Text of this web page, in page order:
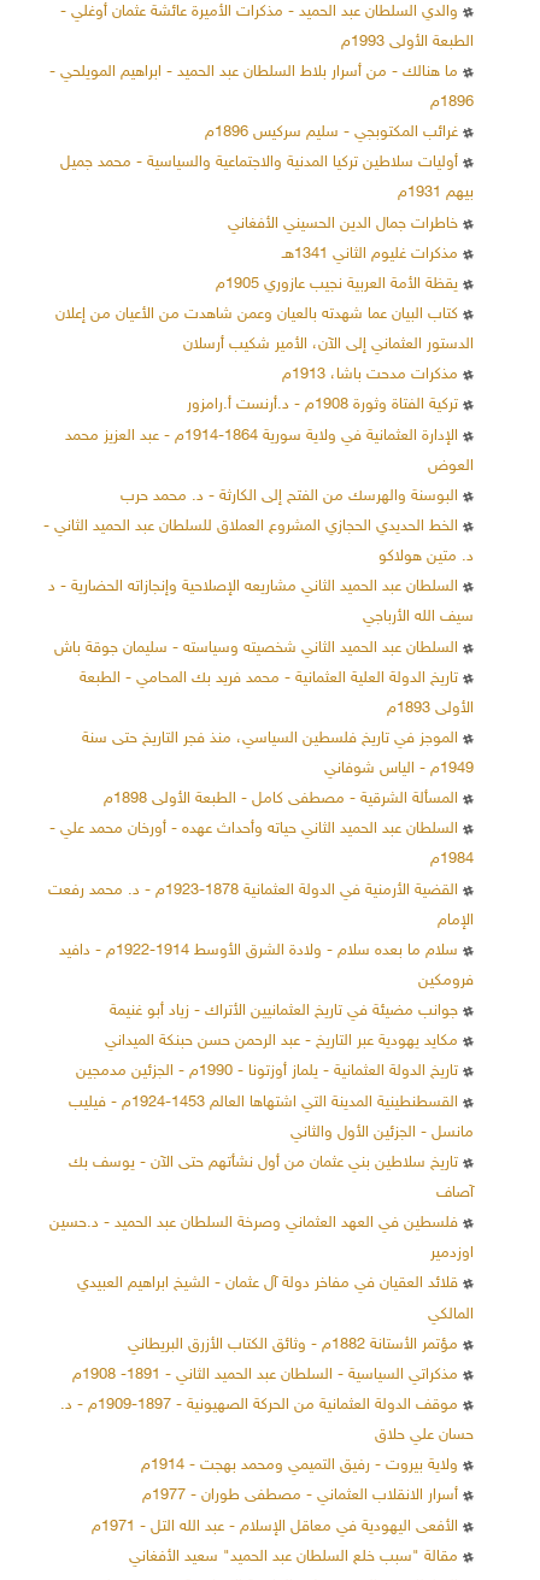
والدي السلطان عبد الحميد - مذكرات الأميرة عائشة عثمان أوغلي -
الطبعة الأولى 1993م
ما هنالك - من أسرار بلاط السلطان عبد الحميد - ابراهيم المويلحي -
1896م
غرائب المكتوبجي - سليم سركيس 1896م
أوليات سلاطين تركيا المدنية والاجتماعية والسياسية - محمد جميل
بيهم 1931م
خاطرات جمال الدين الحسيني الأفغاني
مذكرات غليوم الثاني 1341هـ
يقظة الأمة العربية نجيب عازوري 1905م
كتاب البيان عما شهدته بالعيان وعمن شاهدت من الأعيان من إعلان
الدستور العثماني إلى الآن، الأمير شكيب أرسلان
مذكرات مدحت باشا، 1913م
تركية الفتاة وثورة 1908م - د.أرنست أ.رامزور
الإدارة العثمانية في ولاية سورية 1864-1914م - عبد العزيز محمد
العوض
البوسنة والهرسك من الفتح إلى الكارثة - د. محمد حرب
الخط الحديدي الحجازي المشروع العملاق للسلطان عبد الحميد الثاني -
د. متين هولاكو
السلطان عبد الحميد الثاني مشاريعه الإصلاحية وإنجازاته الحضارية - د
سيف الله الأرباجي
السلطان عبد الحميد الثاني شخصيته وسياسته - سليمان جوقة باش
تاريخ الدولة العلية العثمانية - محمد فريد بك المحامي - الطبعة
الأولى 1893م
الموجز في تاريخ فلسطين السياسي، منذ فجر التاريخ حتى سنة
1949م - الياس شوفاني
المسألة الشرقية - مصطفى كامل - الطبعة الأولى 1898م
السلطان عبد الحميد الثاني حياته وأحداث عهده - أورخان محمد علي -
1984م
القضية الأرمنية في الدولة العثمانية 1878-1923م - د. محمد رفعت
الإمام
سلام ما بعده سلام - ولادة الشرق الأوسط 1914-1922م - دافيد
فرومكين
جوانب مضيئة في تاريخ العثمانيين الأتراك - زياد أبو غنيمة
مكايد يهودية عبر التاريخ - عبد الرحمن حسن حبنكة الميداني
تاريخ الدولة العثمانية - يلماز أوزتونا - 1990م - الجزئين مدمجين
القسطنطينية المدينة التي اشتهاها العالم 1453-1924م - فيليب
مانسل - الجزئين الأول والثاني
تاريخ سلاطين بني عثمان من أول نشأتهم حتى الآن - يوسف بك
آصاف
فلسطين في العهد العثماني وصرخة السلطان عبد الحميد - د.حسين
اوزدمير
قلائد العقيان في مفاخر دولة آل عثمان - الشيخ ابراهيم العبيدي
المالكي
مؤتمر الأستانة 1882م - وثائق الكتاب الأزرق البريطاني
مذكراتي السياسية - السلطان عبد الحميد الثاني - 1891- 1908م
موقف الدولة العثمانية من الحركة الصهيونية - 1897-1909م - د.
حسان علي حلاق
ولاية بيروت - رفيق التميمي ومحمد بهجت - 1914م
أسرار الانقلاب العثماني - مصطفى طوران - 1977م
الأفعى اليهودية في معاقل الإسلام - عبد الله التل - 1971م
مقالة "سبب خلع السلطان عبد الحميد" سعيد الأفغاني